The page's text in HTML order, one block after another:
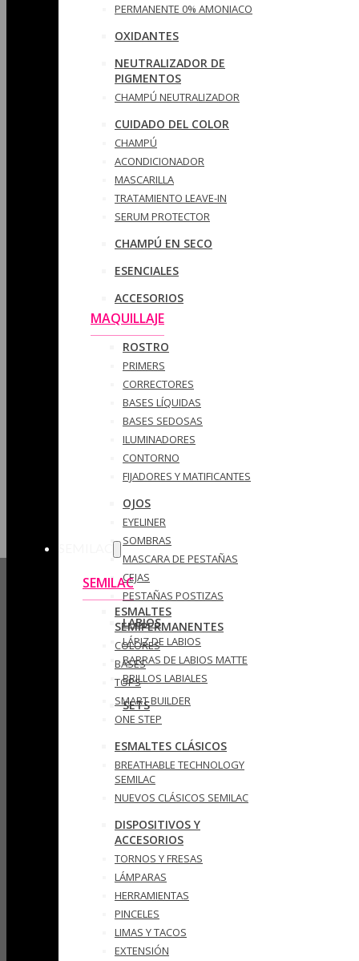
PERMANENTE 0% AMONIACO
OXIDANTES
NEUTRALIZADOR DE
PIGMENTOS
CHAMPÚ NEUTRALIZADOR
CUIDADO DEL COLOR
CHAMPÚ
ACONDICIONADOR
MASCARILLA
TRATAMIENTO LEAVE-IN
SERUM PROTECTOR
CHAMPÚ EN SECO
ESENCIALES
ACCESORIOS
MAQUILLAJE
ROSTRO
PRIMERS
CORRECTORES
BASES LÍQUIDAS
BASES SEDOSAS
ILUMINADORES
CONTORNO
FIJADORES Y MATIFICANTES
OJOS
EYELINER
SOMBRAS
MASCARA DE PESTAÑAS
CEJAS
PESTAÑAS POSTIZAS
LABIOS
LÁPIZ DE LABIOS
BARRAS DE LABIOS MATTE
BRILLOS LABIALES
SETS
SEMILAC
ESMALTES
SEMIPERMANENTES
COLORES
BASES
TOPS
SMART BUILDER
ONE STEP
ESMALTES CLÁSICOS
BREATHABLE TECHNOLOGY
SEMILAC
NUEVOS CLÁSICOS SEMILAC
DISPOSITIVOS Y
ACCESORIOS
TORNOS Y FRESAS
LÁMPARAS
HERRAMIENTAS
PINCELES
LIMAS Y TACOS
EXTENSIÓN